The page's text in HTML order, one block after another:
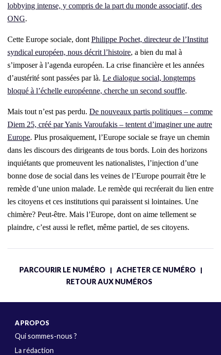
lobbying intense, y compris de la part du monde associatif, des
ONG.
Cette Europe sociale, dont Philippe Pochet, directeur de l’Institut
syndical européen, nous décrit l’histoire, a bien du mal à
s’imposer à l’agenda européen. La crise financière et les années
d’austérité sont passées par là. Le dialogue social, longtemps
bloqué à l’échelle européenne, cherche un second souffle.
Mais tout n’est pas perdu. De nouveaux partis politiques – comme
Diem 25, créé par Yanis Varoufakis – tentent d’imaginer une autre
Europe. Plus prosaïquement, l’Europe sociale se fraye un chemin
dans les discours des dirigeants de tous bords. Loin des horizons
inquiétants que promeuvent les nationalistes, l’injection d’une
bonne dose de social dans les veines de l’Europe pourrait être le
remède d’une union malade. Le remède qui recréerait du lien entre
les citoyens et ces institutions qui paraissent si lointaines. Une
chimère? Peut-être. Mais l’Europe, dont on aime tellement se
plaindre, c’est aussi le reflet, même partiel, de ses citoyens.
PARCOURIR LE NUMÉRO | ACHETER CE NUMÉRO |
RETOUR AUX NUMÉROS
A PROPOS
Qui sommes-nous ?
La rédaction